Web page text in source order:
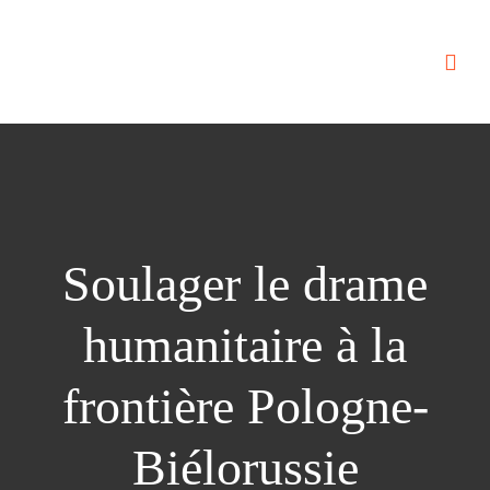
Soulager le drame
humanitaire à la
frontière Pologne-
Biélorussie